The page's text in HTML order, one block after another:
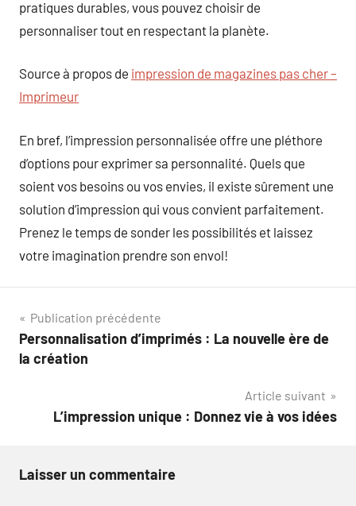
pratiques durables, vous pouvez choisir de
personnaliser tout en respectant la planète.
Source à propos de impression de magazines pas cher –
Imprimeur
En bref, l’impression personnalisée offre une pléthore
d’options pour exprimer sa personnalité. Quels que
soient vos besoins ou vos envies, il existe sûrement une
solution d’impression qui vous convient parfaitement.
Prenez le temps de sonder les possibilités et laissez
votre imagination prendre son envol!
Navigation
de
Publication précédente
Personnalisation d’imprimés : La nouvelle ère de
la création
Article suivant
L’impression unique : Donnez vie à vos idées
Laisser un commentaire